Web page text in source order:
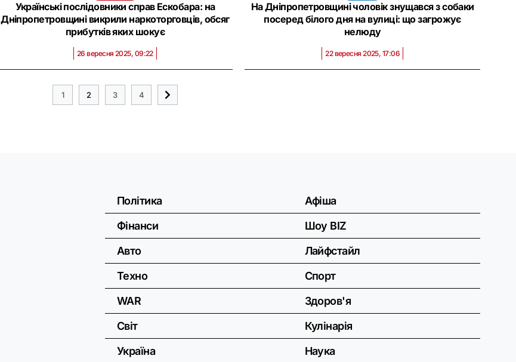
Українські послідовники справ Ескобара: на
Дніпропетровщині викрили наркоторговців, обсяг
прибутків яких шокує
26 вересня 2025, 09:22
На Дніпропетровщині чоловік знущався з собаки
посеред білого дня на вулиці: що загрожує
нелюду
22 вересня 2025, 17:06
1 2 3 4
Політика
Фінанси
Авто
Техно
WAR
Світ
Україна
Афіша
Шоу BIZ
Лайфстайл
Спорт
Здоров'я
Кулінарія
Наука